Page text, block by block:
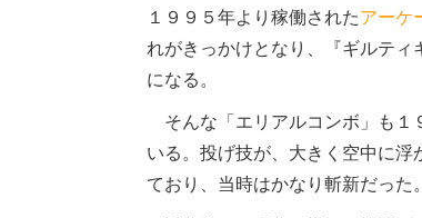
１９９５年より稼働されたアーケ
れがきっかけとなり、『ギルテ
になる。
そんな「エリアルコンボ」も１
いる。投げ技が、大きく空中に
ており、当時はかなり斬新だった。